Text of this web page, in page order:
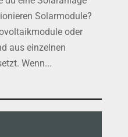
Solarmodule?
oder
aus einzelnen
Wenn...